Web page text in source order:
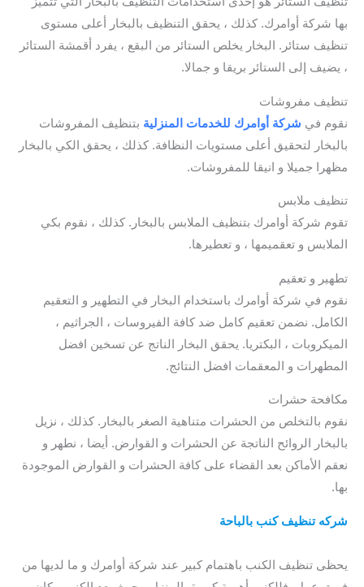
بها شركة أوامرك. كذلك ، يحقق التنظيف بالبخار أعلى مستوى
تنظيف ستائر. البخار يخلص الستائر من البقع ، يفرد أقمشة الستائر
، يضيف إلى الستائر بريقا و جمالا.
تنظيف مفروشات
نقوم في شركة أوامرك للخدمات المنزلية بتنظيف المفروشات
بالبخار لتحقيق أعلى مستويات النظافة. كذلك ، يحقق الكي بالبخار
مظهرا جميلا و انيقا للمفروشات.
تنظيف ملابس
تقوم شركة أوامرك بتنظيف الملابس بالبخار. كذلك ، نقوم بكي
الملابس و تعقميمها ، و تعطيرها.
تطهير و تعقيم
نقوم في شركة أوامرك باستخدام البخار في التطهير و التعقيم
الكامل. نضمن تعقيم كامل ضد كافة الفيروسات ، الجراثيم ،
الميكروبات ، البكتريا. يحقق البخار الناتج عن تسخين افضل
المطهرات و المعقمات افضل النتائج.
مكافحة حشرات
نقوم بالتخلص من الحشرات متناهية الصغر بالبخار. كذلك ، نزيل
بالبخار الروائح الناتجة عن الحشرات و القوارض. أيضا ، نطهر و
نعقم الأماكن بعد القضاء على كافة الحشرات و القوارض الموجودة
بها.
شركه تنظيف كنب بالباحة
يحظى تنظيف الكنب باهتمام كبير عند شركة أوامرك و ما لديها من